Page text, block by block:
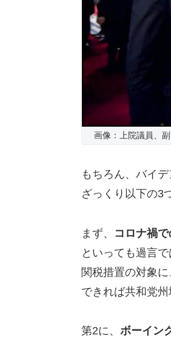
画像：上院議員、
もちろん、バイ
ざっくり以下の3
まず、 コロナ禍
といっても過言
関税措置の対象
できれば共和党州
第2に、 ボーイン